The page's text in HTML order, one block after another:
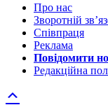
Про нас
Зворотній
Співпраця
Реклама
Повідомити
Редакційна